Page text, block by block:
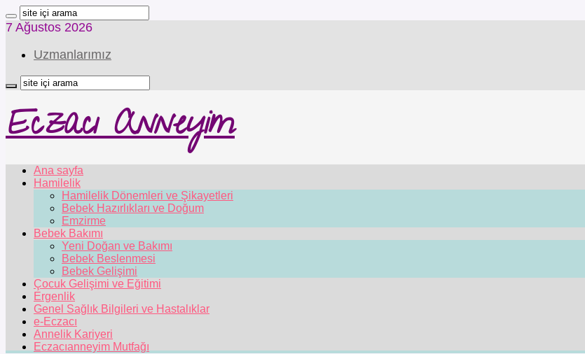
7 Ağustos 2026
Uzmanlarımız
Eczacı Anneyim
Ana sayfa
Hamilelik
Hamilelik Dönemleri ve Şikayetleri
Bebek Hazırlıkları ve Doğum
Emzirme
Bebek Bakımı
Yeni Doğan ve Bakımı
Bebek Beslenmesi
Bebek Gelişimi
Çocuk Gelişimi ve Eğitimi
Ergenlik
Genel Sağlık Bilgileri ve Hastalıklar
e-Eczacı
Annelik Kariyeri
Eczacıanneyim Mutfağı